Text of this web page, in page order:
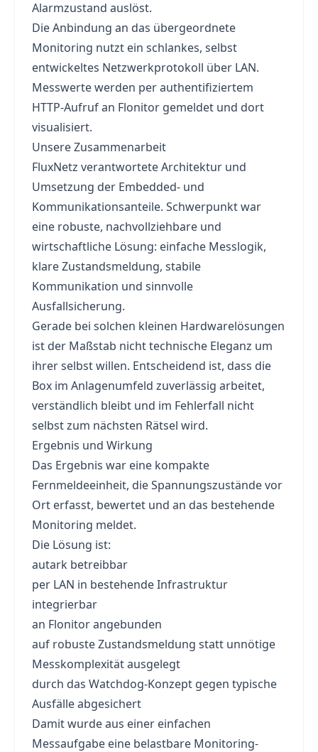
Alarmzustand auslöst.
Die Anbindung an das übergeordnete
Monitoring nutzt ein schlankes, selbst
entwickeltes Netzwerkprotokoll über LAN.
Messwerte werden per authentifiziertem
HTTP-Aufruf an Flonitor gemeldet und dort
visualisiert.
Unsere Zusammenarbeit
FluxNetz verantwortete Architektur und
Umsetzung der Embedded- und
Kommunikationsanteile. Schwerpunkt war
eine robuste, nachvollziehbare und
wirtschaftliche Lösung: einfache Messlogik,
klare Zustandsmeldung, stabile
Kommunikation und sinnvolle
Ausfallsicherung.
Gerade bei solchen kleinen Hardwarelösungen
ist der Maßstab nicht technische Eleganz um
ihrer selbst willen. Entscheidend ist, dass die
Box im Anlagenumfeld zuverlässig arbeitet,
verständlich bleibt und im Fehlerfall nicht
selbst zum nächsten Rätsel wird.
Ergebnis und Wirkung
Das Ergebnis war eine kompakte
Fernmeldeeinheit, die Spannungszustände vor
Ort erfasst, bewertet und an das bestehende
Monitoring meldet.
Die Lösung ist:
autark betreibbar
per LAN in bestehende Infrastruktur
integrierbar
an Flonitor angebunden
auf robuste Zustandsmeldung statt unnötige
Messkomplexität ausgelegt
durch das Watchdog-Konzept gegen typische
Ausfälle abgesichert
Damit wurde aus einer einfachen
Messaufgabe eine belastbare Monitoring-